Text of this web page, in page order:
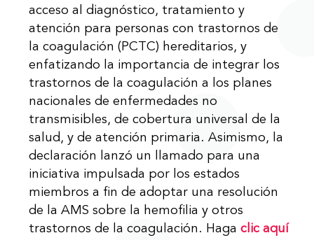
acceso al diagnóstico, tratamiento y
atención para personas con trastornos de
la coagulación (PCTC) hereditarios, y
enfatizando la importancia de integrar los
trastornos de la coagulación a los planes
nacionales de enfermedades no
transmisibles, de cobertura universal de la
salud, y de atención primaria. Asimismo, la
declaración lanzó un llamado para una
iniciativa impulsada por los estados
miembros a fin de adoptar una resolución
de la AMS sobre la hemofilia y otros
trastornos de la coagulación. Hagaclic aquí